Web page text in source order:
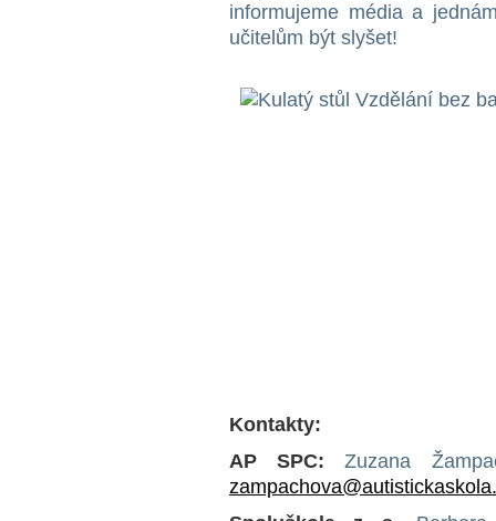
informujeme média a
učitelům být slyšet!
Kontakty:
AP SPC: Zuzana